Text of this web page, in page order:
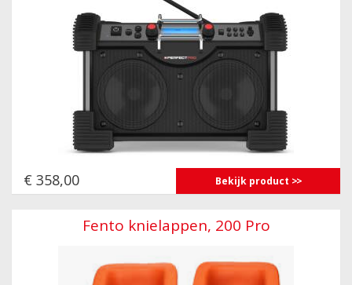
€ 358,00 Bekijk product
Fento knielappen, 200 Pro